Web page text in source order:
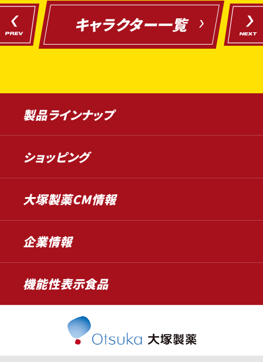
キャラクター一覧
製品ラインナップ
ショッピング
大塚製薬CM情報
企業情報
機能性表示食品